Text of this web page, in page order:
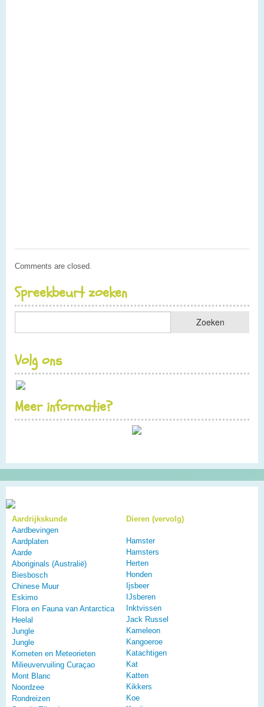
Comments are closed.
Spreekbeurt zoeken
Volg ons
Meer informatie?
Aardrijkskunde
Aardbevingen
Aardplaten
Aarde
Aboriginals (Australië)
Biesbosch
Chinese Muur
Eskimo
Flora en Fauna van Antarctica
Heelal
Jungle
Jungle
Kometen en Meteorieten
Milieuvervuiling Curaçao
Mont Blanc
Noordzee
Rondreizen
Dieren (vervolg)
Hamster
Hamsters
Herten
Honden
Ijsbeer
IJsberen
Inktvissen
Jack Russel
Kameleon
Kangoeroe
Katachtigen
Kat
Katten
Kikkers
Koe